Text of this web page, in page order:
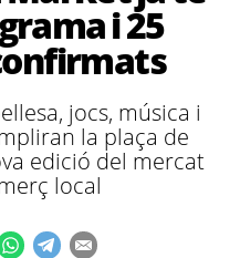
i 25
jocs, música i
la plaça de
edició del mercat
local